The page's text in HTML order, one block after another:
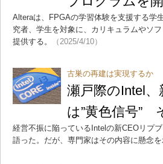
Alteraは、FPGAの学習体験を支援する学
究者、学生を対象に、カリキュラムやソ
提供する。
（2025/4/10）
古巣の再建は実現するか
瀬戸際のIntel
は”黄色信号”
経営不振に陥っているIntelの新CEOリプ
語った。だが、専門家はその内容に懸念を